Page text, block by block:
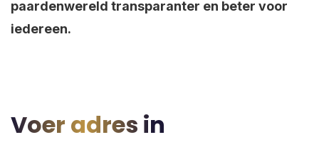
paardenwereld transparanter en beter voor
iedereen.
Voer adres in